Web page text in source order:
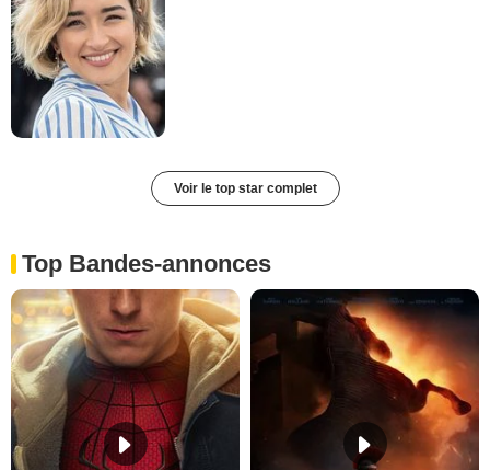
Voir le top star complet
Top Bandes-annonces